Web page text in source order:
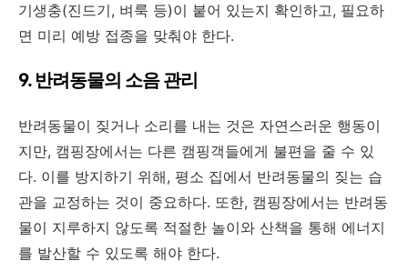
기생충(진드기, 벼룩 등)이 붙어 있는지 확인하고, 필요하
면 미리 예방 접종을 맞춰야 한다.
9. 반려동물의 소음 관리
반려동물이 짖거나 소리를 내는 것은 자연스러운 행동이
지만, 캠핑장에서는 다른 캠핑객들에게 불편을 줄 수 있
다. 이를 방지하기 위해, 평소 집에서 반려동물의 짖는 습
관을 교정하는 것이 중요하다. 또한, 캠핑장에서는 반려동
물이 지루하지 않도록 적절한 놀이와 산책을 통해 에너지
를 발산할 수 있도록 해야 한다.